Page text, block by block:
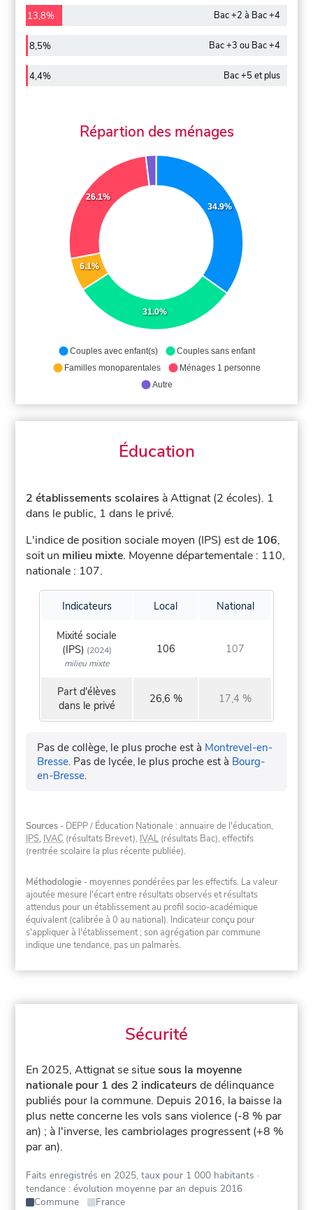
13,8% Bac +2 à Bac +4
8,5% Bac +3 ou Bac +4
4,4% Bac +5 et plus
Répartion des ménages
34.9%
31.0%
6.1%
26.1%
Couples avec enfant(s)
Couples sans enfant
Familles monoparentales
Ménages 1 personne
Autre
Éducation
2 établissements scolaires à Attignat (2 écoles). 1
dans le public, 1 dans le privé.
L'indice de position sociale moyen (IPS) est de 106,
soit un milieu mixte. Moyenne départementale : 110,
nationale : 107.
Indicateurs Local National
Mixité sociale
(IPS) (2024)
milieu mixte
106 107
Part d'élèves
dans le privé
26,6 % 17,4 %
Pas de collège, le plus proche est à Montrevel-en-
Bresse. Pas de lycée, le plus proche est à Bourg-
en-Bresse.
Sources - DEPP / Éducation Nationale : annuaire de l'éducation,
IPS, IVAC (résultats Brevet), IVAL (résultats Bac), effectifs
(rentrée scolaire la plus récente publiée).
Méthodologie - moyennes pondérées par les effectifs. La valeur
ajoutée mesure l'écart entre résultats observés et résultats
attendus pour un établissement au profil socio-académique
équivalent (calibrée à 0 au national). Indicateur conçu pour
s'appliquer à l'établissement ; son agrégation par commune
indique une tendance, pas un palmarès.
Sécurité
En 2025, Attignat se situesous la moyenne
nationale pour 1 des 2 indicateurs de délinquance
publiés pour la commune. Depuis 2016, la baisse la
plus nette concerne les vols sans violence (-8 % par
an) ; à l'inverse, les cambriolages progressent (+8 %
par an).
Faits enregistrés en 2025, taux pour 1 000 habitants ·
tendance : évolution moyenne par an depuis 2016
Commune
France